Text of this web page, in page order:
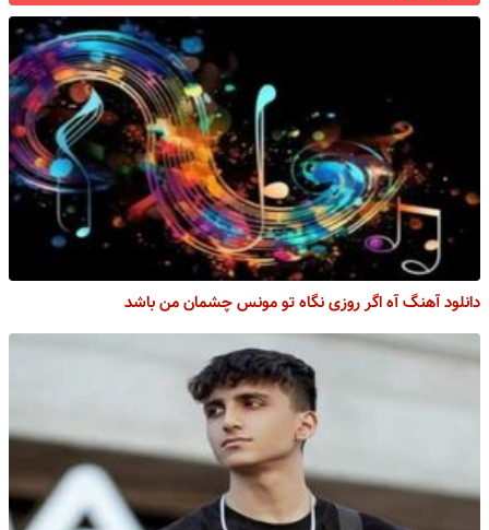
دانلود آهنگ آه اگر روزی نگاه تو مونس چشمان من باشد